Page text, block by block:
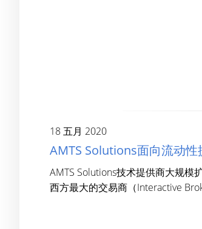
18 五月 2020
AMTS Solutions面向流动
AMTS Solutions技术提供商大规模
西方最大的交易商（Interactive